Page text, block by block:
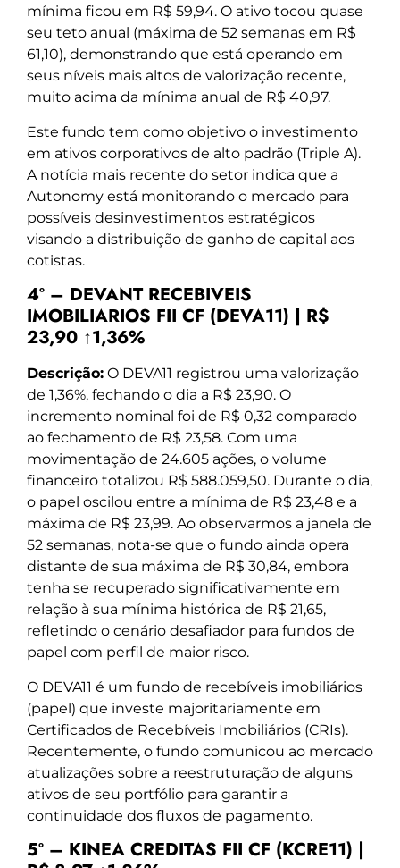
mínima ficou em R$ 59,94. O ativo tocou quase
seu teto anual (máxima de 52 semanas em R$
61,10), demonstrando que está operando em
seus níveis mais altos de valorização recente,
muito acima da mínima anual de R$ 40,97.
Este fundo tem como objetivo o investimento
em ativos corporativos de alto padrão (Triple A).
A notícia mais recente do setor indica que a
Autonomy está monitorando o mercado para
possíveis desinvestimentos estratégicos
visando a distribuição de ganho de capital aos
cotistas.
4º – DEVANT RECEBIVEIS
IMOBILIARIOS FII CF (DEVA11) | R$
23,90 ↑1,36%
Descrição: O DEVA11 registrou uma valorização
de 1,36%, fechando o dia a R$ 23,90. O
incremento nominal foi de R$ 0,32 comparado
ao fechamento de R$ 23,58. Com uma
movimentação de 24.605 ações, o volume
financeiro totalizou R$ 588.059,50. Durante o dia,
o papel oscilou entre a mínima de R$ 23,48 e a
máxima de R$ 23,99. Ao observarmos a janela de
52 semanas, nota-se que o fundo ainda opera
distante de sua máxima de R$ 30,84, embora
tenha se recuperado significativamente em
relação à sua mínima histórica de R$ 21,65,
refletindo o cenário desafiador para fundos de
papel com perfil de maior risco.
O DEVA11 é um fundo de recebíveis imobiliários
(papel) que investe majoritariamente em
Certificados de Recebíveis Imobiliários (CRIs).
Recentemente, o fundo comunicou ao mercado
atualizações sobre a reestruturação de alguns
ativos de seu portfólio para garantir a
continuidade dos fluxos de pagamento.
5º – KINEA CREDITAS FII CF (KCRE11) |